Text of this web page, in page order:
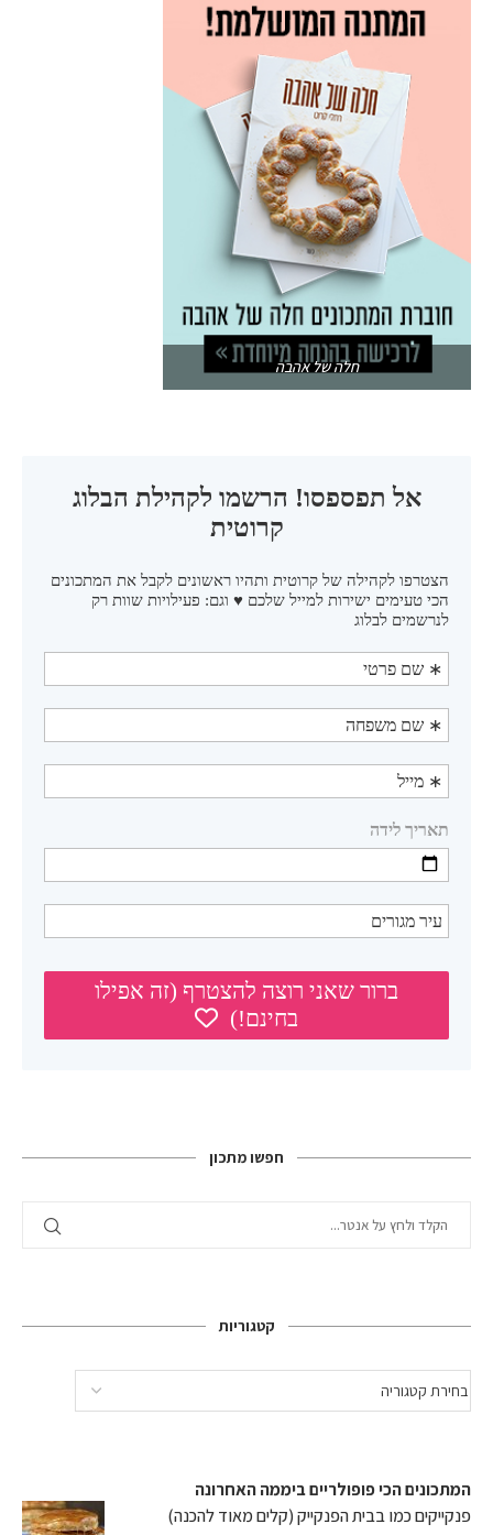
חלה של אהבה
חפשו מתכון
קטגוריות
המתכונים הכי פופולריים ביממה האחרונה
פנקייקים כמו בבית הפנקייק (קלים מאוד להכנה)